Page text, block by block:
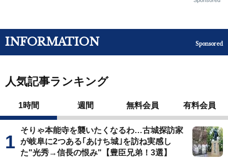
INFORMATION Sponsored
人気記事ランキング
1時間 週間 無料会員 有料会員
そりゃ本能寺を襲いたくなるわ…古城探訪家
が岐阜に2つある｢あけち城｣を訪ね実感し
た"光秀→信長の恨み"【豊臣兄弟！3選】